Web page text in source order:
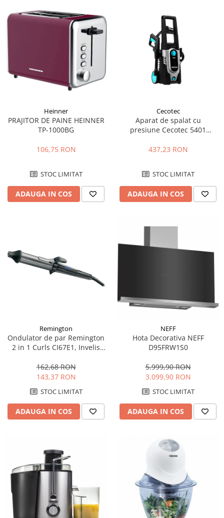
Heinner
PRAJITOR DE PAINE HEINNER
TP-1000BG
106,75 RON
STOC LIMITAT
ADAUGA IN COS
Cecotec
Aparat de spalat cu
presiune Cecotec 5401
1400 W, Pompa aluminiu,
437,23 RON
STOC LIMITAT
ADAUGA IN COS
Remington
Ondulator de par Remington
2 in 1 Curls CI67E1, Invelis
Diametru cilindru 25-38 mm,
150-200°C, Negru
162,68 RON
143,37 RON
STOC LIMITAT
ADAUGA IN COS
NEFF
Hota Decorativa NEFF
D95FRW1S0
5.999,90 RON
3.099,90 RON
STOC LIMITAT
ADAUGA IN COS